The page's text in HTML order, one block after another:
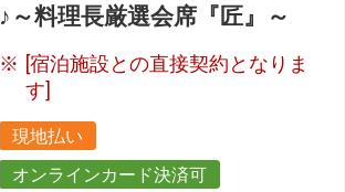
♪～料理長厳選会席『匠』～
[宿泊施設との直接契約となりま
す]
現地払い
オンラインカード決済可